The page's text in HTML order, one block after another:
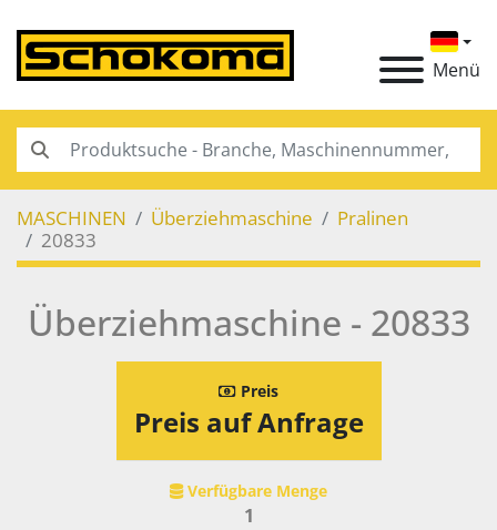
Menü
MASCHINEN Überziehmaschine
Pralinen
20833
Überziehmaschine - 20833
Preis
Preis auf Anfrage
Verfügbare Menge
1